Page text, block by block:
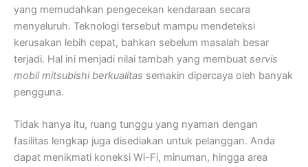
yang memudahkan pengecekan kendaraan secara
menyeluruh. Teknologi tersebut mampu mendeteksi
kerusakan lebih cepat, bahkan sebelum masalah besar
terjadi. Hal ini menjadi nilai tambah yang membuat servis
mobil mitsubishi berkualitas semakin dipercaya oleh banyak
pengguna.
Tidak hanya itu, ruang tunggu yang nyaman dengan
fasilitas lengkap juga disediakan untuk pelanggan. Anda
dapat menikmati koneksi Wi-Fi, minuman, hingga area